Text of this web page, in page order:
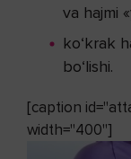
va hajmi
ko‘krak
bo‘lishi.
[caption
width="400"]